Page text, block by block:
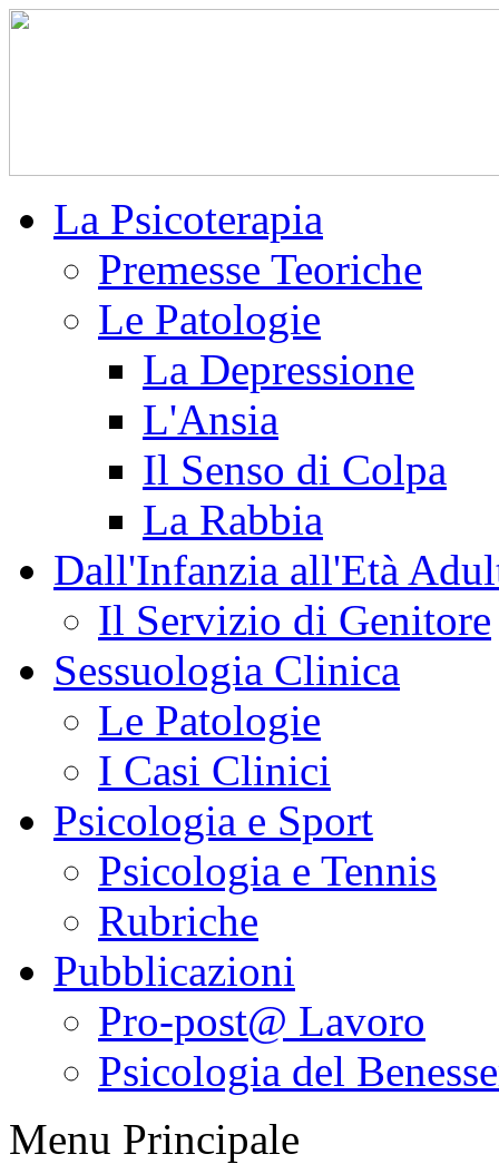
La Psicoterapia
Premesse Teoriche
Le Patologie
La Depressione
L'Ansia
Il Senso di Colpa
La Rabbia
Dall'Infanzia all'Età
Il Servizio di Genitore
Sessuologia Clinica
Le Patologie
I Casi Clinici
Psicologia e Sport
Psicologia e Tennis
Rubriche
Pubblicazioni
Pro-post@ Lavoro
Psicologia del
Menu Principale